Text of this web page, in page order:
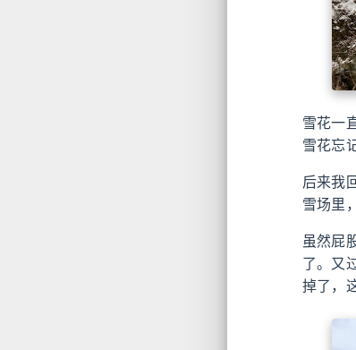
雪花一
雪花忘
后来我
雪场里
虽然屁
了。又
掉了，